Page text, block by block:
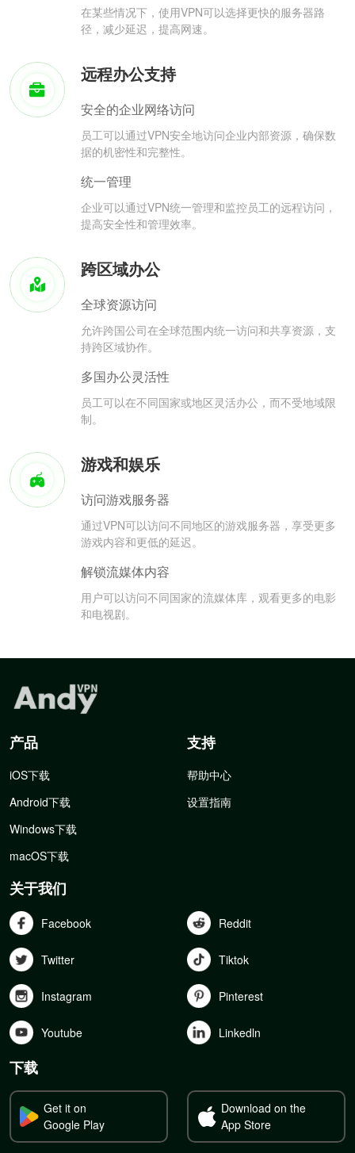
在某些情况下，使用VPN可以选择更快的服务器路
径，减少延迟，提高网速。
远程办公支持
安全的企业网络访问
员工可以通过VPN安全地访问企业内部资源，确保数
据的机密性和完整性。
统一管理
企业可以通过VPN统一管理和监控员工的远程访问，
提高安全性和管理效率。
跨区域办公
全球资源访问
允许跨国公司在全球范围内统一访问和共享资源，支
持跨区域协作。
多国办公灵活性
员工可以在不同国家或地区灵活办公，而不受地域限
制。
游戏和娱乐
访问游戏服务器
通过VPN可以访问不同地区的游戏服务器，享受更多
游戏内容和更低的延迟。
解锁流媒体内容
用户可以访问不同国家的流媒体库，观看更多的电影
和电视剧。
产品
iOS下载
Android下载
Windows下载
macOS下载
支持
帮助中心
设置指南
关于我们
Facebook Reddit
Twitter Tiktok
Instagram Pinterest
Youtube Linkedln
下载
Get it on
Google Play
Download on the
App Store